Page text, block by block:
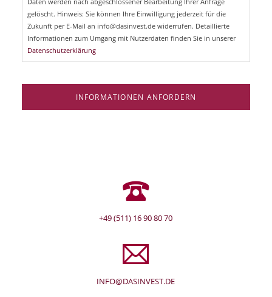
gelöscht. Hinweis: Sie können Ihre Einwilligung jederzeit für die
Zukunft per E-Mail an info@dasinvest.de widerrufen. Detaillierte
Informationen zum Umgang mit Nutzerdaten finden Sie in unserer
Datenschutzerklärung
INFORMATIONEN ANFORDERN
+49 (511) 16 90 80 70
INFO@DASINVEST.DE